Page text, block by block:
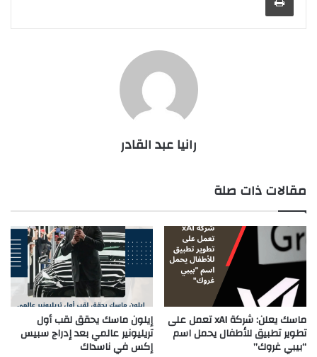
رانيا عبد القادر
مقالات ذات صلة
ماسك يعلن: شركة xAI تعمل على
تطوير تطبيق للأطفال يحمل اسم
“بيبي غروك”
إيلون ماسك يحقق لقب أول
تريليونير عالمي بعد إدراج سبيس
إكس في ناسداك